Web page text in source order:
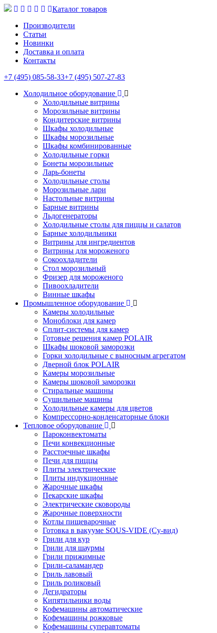
Каталог товаров
Производители
Статьи
Новинки
Доставка и оплата
Контакты
+7 (495) 085-58-33+7 (495) 507-27-83
Холодильное оборудование
Холодильные витрины
Морозильные витрины
Кондитерские витрины
Шкафы холодильные
Шкафы морозильные
Шкафы комбинированные
Холодильные горки
Бонеты морозильные
Ларь-бонеты
Холодильные столы
Морозильные лари
Настольные витрины
Барные витрины
Льдогенераторы
Холодильные столы для пиццы и салатов
Барные холодильники
Витрины для ингредиентов
Витрины для мороженого
Сокоохладители
Стол морозильный
Фризер для мороженого
Пивоохладители
Винные шкафы
Промышленное оборудование
Камеры холодильные
Моноблоки для камер
Сплит-системы для камер
Готовые решения камер POLAIR
Шкафы шоковой заморозки
Горки холодильные с выносным агрегатом
Дверной блок POLAIR
Камеры морозильные
Камеры шоковой заморозки
Стиральные машины
Сушильные машины
Холодильные камеры для цветов
Компрессорно-конденсаторные блоки
Тепловое оборудование
Пароконвектоматы
Печи конвекционные
Расстоечные шкафы
Печи для пиццы
Плиты электрические
Плиты индукционные
Жарочные шкафы
Пекарские шкафы
Электрические сковороды
Жарочные поверхности
Котлы пищеварочные
Готовка в вакууме SOUS-VIDE (Су-вид)
Грили для кур
Грили для шаурмы
Грили прижимные
Грили-саламандер
Гриль лавовый
Гриль роликовый
Дегидраторы
Кипятильники воды
Кофемашины автоматические
Кофемашины рожковые
Кофемашины суперавтоматы